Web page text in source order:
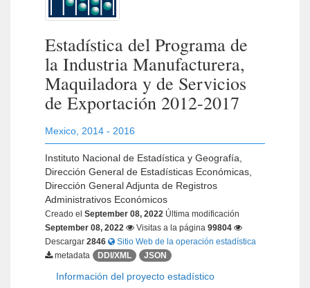
Estadística del Programa de
la Industria Manufacturera,
Maquiladora y de Servicios
de Exportación 2012-2017
Mexico 2014 - 2016
Instituto Nacional de Estadística y Geografía,
Dirección General de Estadísticas Económicas,
Dirección General Adjunta de Registros
Administrativos Económicos
Creado el September 08, 2022 Última modificación
September 08, 2022
Visitas a la página 99804
Descargar 2846
Sitio Web de la operación estadística
metadata
DDI/XML JSON
Información del proyecto estadístico